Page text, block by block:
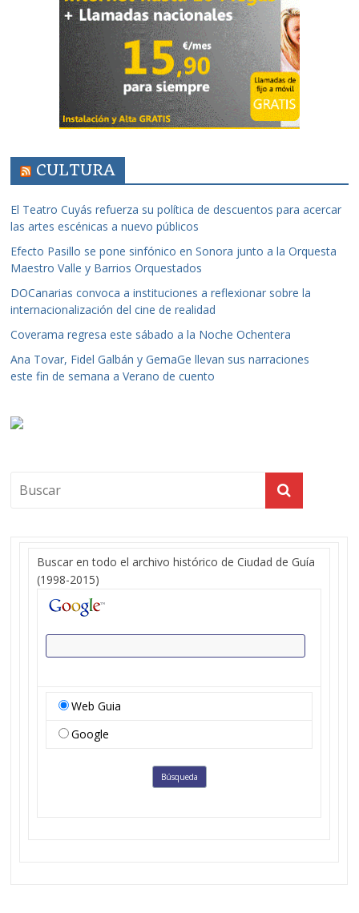
CULTURA
El Teatro Cuyás refuerza su política de descuentos para acercar
las artes escénicas a nuevo públicos
Efecto Pasillo se pone sinfónico en Sonora junto a la Orquesta
Maestro Valle y Barrios Orquestados
DOCanarias convoca a instituciones a reflexionar sobre la
internacionalización del cine de realidad
Coverama regresa este sábado a la Noche Ochentera
Ana Tovar, Fidel Galbán y GemaGe llevan sus narraciones
este fin de semana a Verano de cuento
Buscar en todo el archivo histórico de Ciudad de Guía
(1998-2015)
Web Guia
Google